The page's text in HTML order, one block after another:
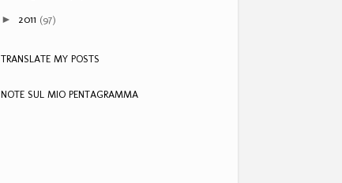
► 2011 (97)
TRANSLATE MY POSTS
NOTE SUL MIO PENTAGRAMMA